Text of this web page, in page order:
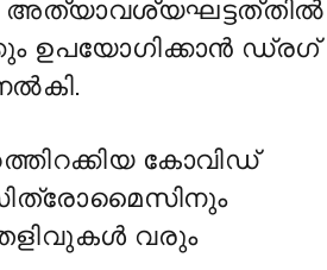
അത്യാവശ്യഘട്ടത്തിൽ
ഉപയോഗിക്കാൻ ഡ്രഗ്
കോവിഡ്
വരും